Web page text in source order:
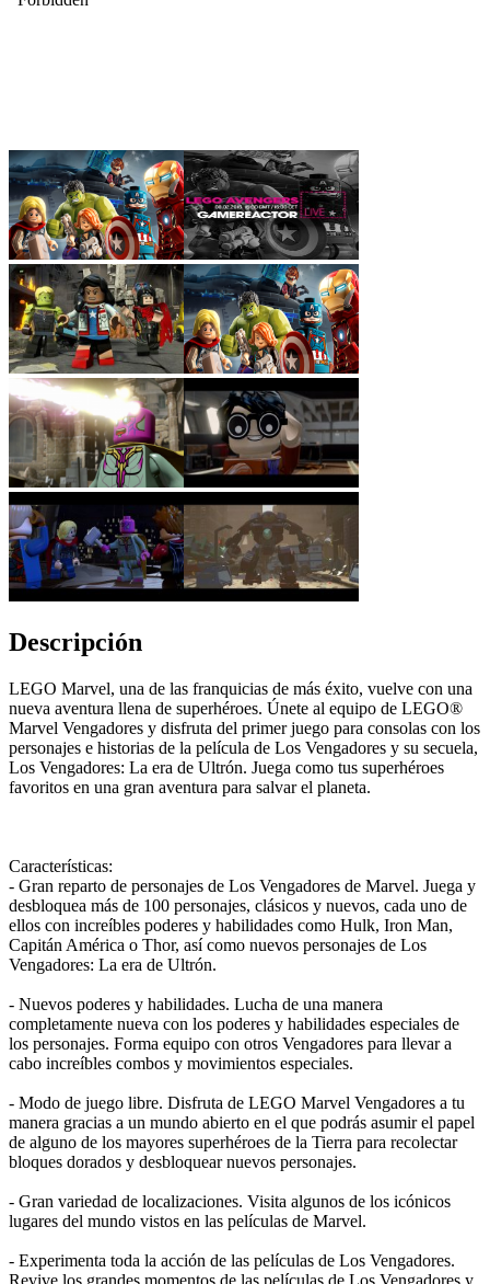
Descripción
LEGO Marvel, una de las franquicias de más éxito, vuelve con una
nueva aventura llena de superhéroes. Únete al equipo de LEGO®
Marvel Vengadores y disfruta del primer juego para consolas con los
personajes e historias de la película de Los Vengadores y su secuela,
Los Vengadores: La era de Ultrón. Juega como tus superhéroes
favoritos en una gran aventura para salvar el planeta.
Características:
- Gran reparto de personajes de Los Vengadores de Marvel. Juega y
desbloquea más de 100 personajes, clásicos y nuevos, cada uno de
ellos con increíbles poderes y habilidades como Hulk, Iron Man,
Capitán América o Thor, así como nuevos personajes de Los
Vengadores: La era de Ultrón.
- Nuevos poderes y habilidades. Lucha de una manera
completamente nueva con los poderes y habilidades especiales de
los personajes. Forma equipo con otros Vengadores para llevar a
cabo increíbles combos y movimientos especiales.
- Modo de juego libre. Disfruta de LEGO Marvel Vengadores a tu
manera gracias a un mundo abierto en el que podrás asumir el papel
de alguno de los mayores superhéroes de la Tierra para recolectar
bloques dorados y desbloquear nuevos personajes.
- Gran variedad de localizaciones. Visita algunos de los icónicos
lugares del mundo vistos en las películas de Marvel.
- Experimenta toda la acción de las películas de Los Vengadores.